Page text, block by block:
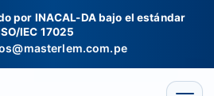
por INACAL-DA bajo el estándar
IEC 17025